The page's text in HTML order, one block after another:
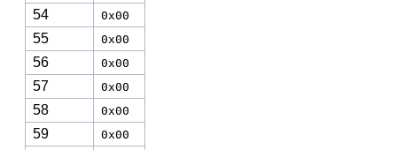
54 0x00
55 0x00
56 0x00
57 0x00
58 0x00
59 0x00